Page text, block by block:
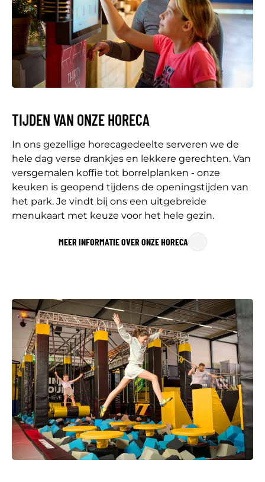
TIJDEN VAN ONZE HORECA
In ons gezellige horecagedeelte serveren we de
hele dag verse drankjes en lekkere gerechten. Van
versgemalen koffie tot borrelplanken - onze
keuken is geopend tijdens de openingstijden van
het park. Je vindt bij ons een uitgebreide
menukaart met keuze voor het hele gezin.
MEER INFORMATIE OVER ONZE HORECA